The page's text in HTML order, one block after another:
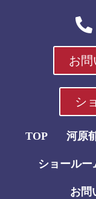
お問
シ
TOP 河原
ショールー
お問